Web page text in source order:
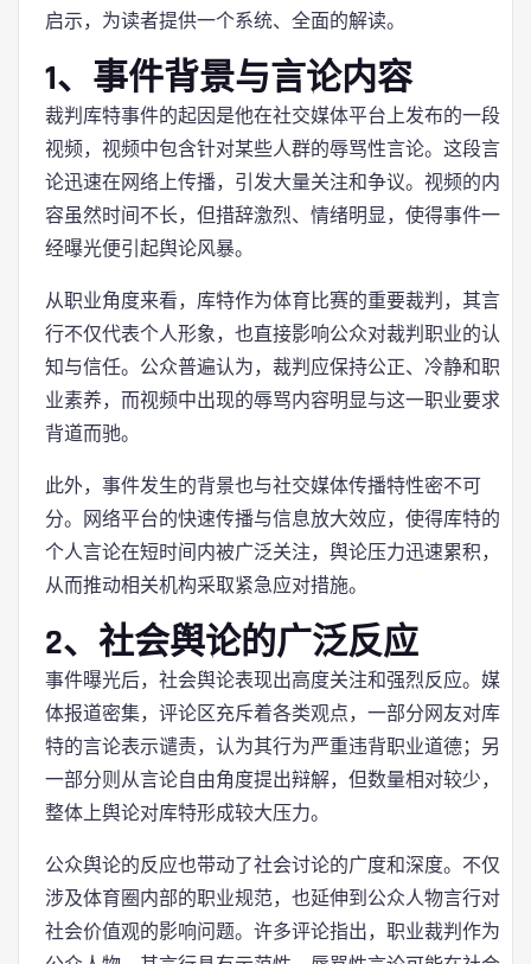
启示，为读者提供一个系统、全面的解读。
1、事件背景与言论内容
裁判库特事件的起因是他在社交媒体平台上发布的一段
视频，视频中包含针对某些人群的辱骂性言论。这段言
论迅速在网络上传播，引发大量关注和争议。视频的内
容虽然时间不长，但措辞激烈、情绪明显，使得事件一
经曝光便引起舆论风暴。
从职业角度来看，库特作为体育比赛的重要裁判，其言
行不仅代表个人形象，也直接影响公众对裁判职业的认
知与信任。公众普遍认为，裁判应保持公正、冷静和职
业素养，而视频中出现的辱骂内容明显与这一职业要求
背道而驰。
此外，事件发生的背景也与社交媒体传播特性密不可
分。网络平台的快速传播与信息放大效应，使得库特的
个人言论在短时间内被广泛关注，舆论压力迅速累积，
从而推动相关机构采取紧急应对措施。
2、社会舆论的广泛反应
事件曝光后，社会舆论表现出高度关注和强烈反应。媒
体报道密集，评论区充斥着各类观点，一部分网友对库
特的言论表示谴责，认为其行为严重违背职业道德；另
一部分则从言论自由角度提出辩解，但数量相对较少，
整体上舆论对库特形成较大压力。
公众舆论的反应也带动了社会讨论的广度和深度。不仅
涉及体育圈内部的职业规范，也延伸到公众人物言行对
社会价值观的影响问题。许多评论指出，职业裁判作为